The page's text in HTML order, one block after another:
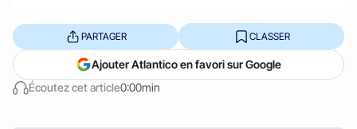
Écoutez cet article0:00min
PARTAGER CLASSER
Ajouter Atlantico en favori sur Google